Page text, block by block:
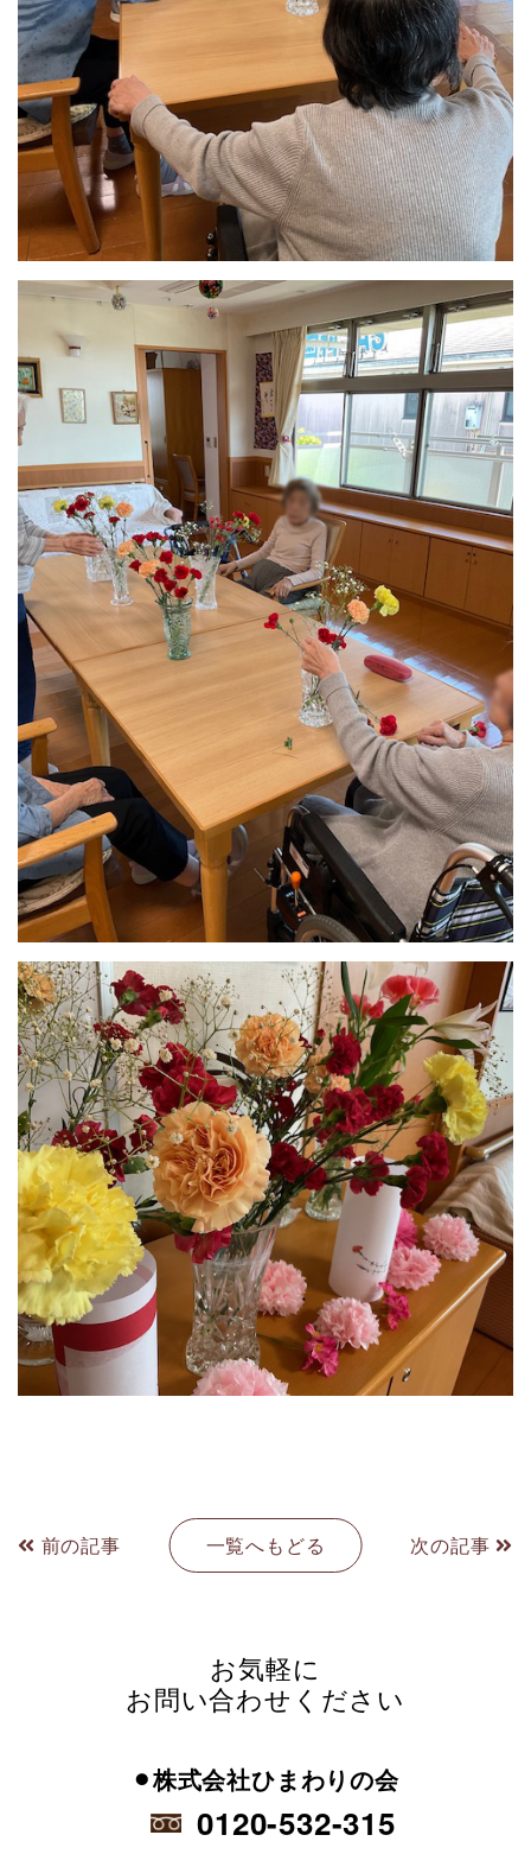
前の記事 一覧へもどる 次の記事
お気軽に
お問い合わせください
⚫︎株式会社ひまわりの会
0120-532-315